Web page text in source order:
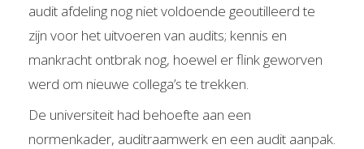
audit afdeling nog niet voldoende geoutilleerd te
zijn voor het uitvoeren van audits; kennis en
mankracht ontbrak nog, hoewel er flink geworven
werd om nieuwe collega’s te trekken.
De universiteit had behoefte aan een
normenkader, auditraamwerk en een audit aanpak.